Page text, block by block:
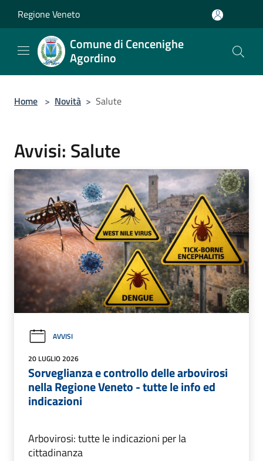
Regione Veneto
Comune di Cencenighe
Agordino
Home > Novità > Salute
Avvisi: Salute
AVVISI
20 LUGLIO 2026
Sorveglianza e controllo delle arbovirosi
nella Regione Veneto - tutte le info ed
indicazioni
Arbovirosi: tutte le indicazioni per la
cittadinanza